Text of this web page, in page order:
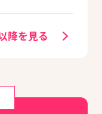
降を見る